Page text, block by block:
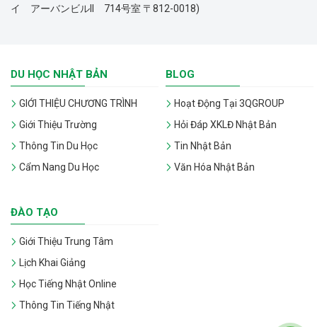
イ アーバンビルII 714号室 〒812-0018)
DU HỌC NHẬT BẢN
GIỚI THIỆU CHƯƠNG TRÌNH
Giới Thiệu Trường
Thông Tin Du Học
Cẩm Nang Du Học
BLOG
Hoạt Động Tại 3QGROUP
Hỏi Đáp XKLĐ Nhật Bản
Tin Nhật Bản
Văn Hóa Nhật Bản
ĐÀO TẠO
Giới Thiệu Trung Tâm
Lịch Khai Giảng
Học Tiếng Nhật Online
Thông Tin Tiếng Nhật